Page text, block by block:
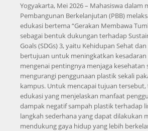
Yogyakarta, Mei 2026 – Mahasiswa dalam
Pembangunan Berkelanjutan (PBB)
edukasi bertema “Gerakan Membawa
sebagai bentuk dukungan terhadap
Goals (SDGs) 3, yaitu Kehidupan Sehat
bertujuan untuk meningkatkan kesadaran
mengenai pentingnya menjaga kesehatan
mengurangi penggunaan plastik sekali
kampus. Untuk mencapai tujuan
edukasi yang menjelaskan manfaat
dampak negatif sampah plastik terhadap
langkah sederhana yang dapat dilakukan
mendukung gaya hidup yang lebih